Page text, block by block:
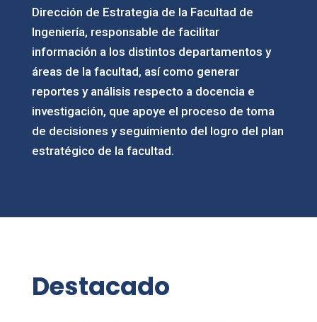
Dirección de Estrategia de la Facultad de
Ingeniería, responsable de facilitar
información a los distintos departamentos y
áreas de la facultad, así como generar
reportes y análisis respecto a docencia e
investigación, que apoye el proceso de toma
de decisiones y seguimiento del logro del plan
estratégico de la facultad.
Destacado